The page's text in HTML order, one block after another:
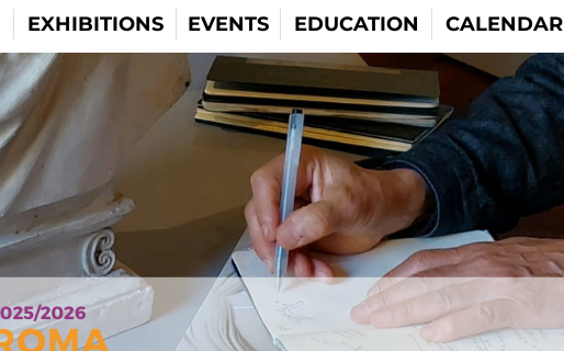
EXHIBITIONS EVENTS EDUCATION CALENDAR